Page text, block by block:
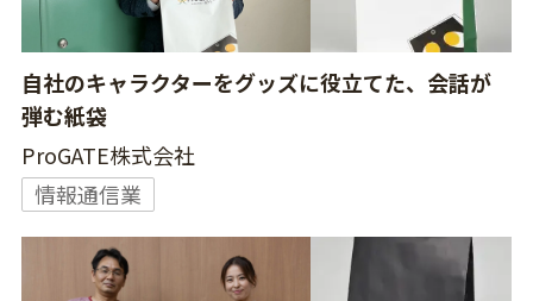
自社のキャラクターをグッズに役立てた、会話が
弾む紙袋
ProGATE株式会社
情報通信業